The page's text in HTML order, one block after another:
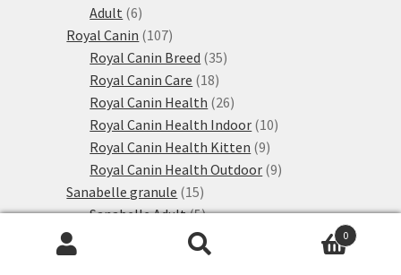
Adult 66
produktů
Royal Canin 107107
produktů
Royal Canin Breed 3535
Royal Canin Care 1818
produktů
Royal Canin Health 2626
produktů
Royal Canin Health Indoor 1010
Royal Canin Health Kitten 99
produktů
Royal Canin Health Outdoor 99
Sanabelle granule 1515
produktů
Sanabelle Adult 55
produktů
Sanabelle Kitten 1
produkt
11
0